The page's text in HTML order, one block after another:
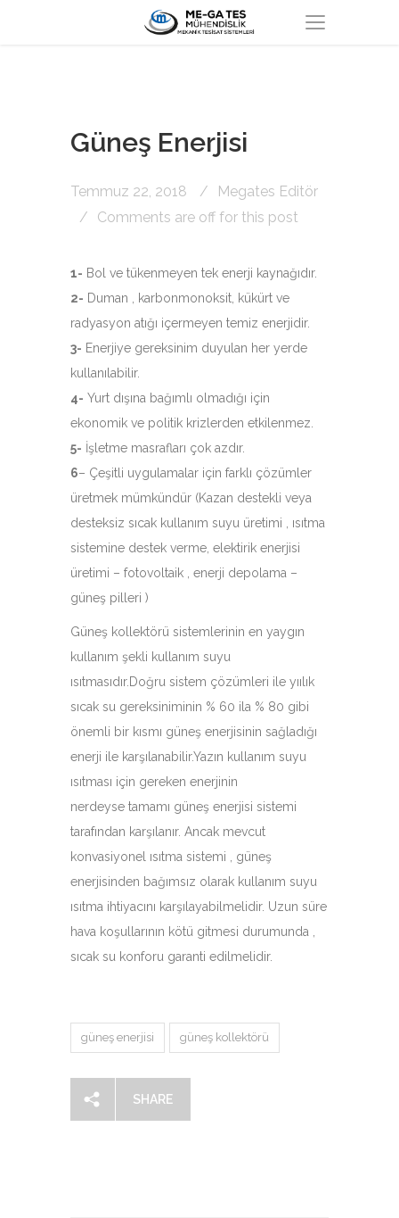
Güneş Enerjisi
Temmuz 22, 2018
Megates Editör
Comments are off for this post
1- Bol ve tükenmeyen tek enerji kaynağıdır.
2- Duman , karbonmonoksit, kükürt ve
radyasyon atığı içermeyen temiz enerjidir.
3- Enerjiye gereksinim duyulan her yerde
kullanılabilir.
4- Yurt dışına bağımlı olmadığı için
ekonomik ve politik krizlerden etkilenmez.
5- İşletme masrafları çok azdır.
6– Çeşitli uygulamalar için farklı çözümler
üretmek mümkündür (Kazan destekli veya
desteksiz sıcak kullanım suyu üretimi , ısıtma
sistemine destek verme, elektirik enerjisi
üretimi – fotovoltaik , enerji depolama –
güneş pilleri )
Güneş kollektörü sistemlerinin en yaygın
kullanım şekli kullanım suyu
ısıtmasıdır.Doğru sistem çözümleri ile yıılık
sıcak su gereksiniminin % 60 ila % 80 gibi
önemli bir kısmı güneş enerjisinin sağladığı
enerji ile karşılanabilir.Yazın kullanım suyu
ısıtması için gereken enerjinin
nerdeyse tamamı güneş enerjisi sistemi
tarafından karşılanır. Ancak mevcut
konvasiyonel ısıtma sistemi , güneş
enerjisinden bağımsız olarak kullanım suyu
ısıtma ihtiyacını karşılayabilmelidir. Uzun süre
hava koşullarının kötü gitmesi durumunda ,
sıcak su konforu garanti edilmelidir.
güneş enerjisi güneş kollektörü
SHARE